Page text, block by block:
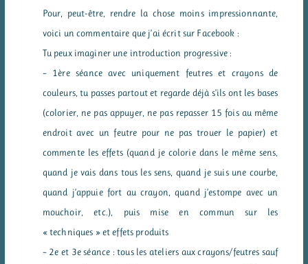
Pour, peut-être, rendre la chose moins impressionnante,
voici un commentaire que j’ai écrit sur Facebook :
Tu peux imaginer une introduction progressive :
– 1ère séance avec uniquement feutres et crayons de
couleurs, tu passes partout et regarde déjà s’ils ont les bases
(colorier, ne pas appuyer, ne pas repasser 15 fois au même
endroit avec un feutre pour ne pas trouer le papier) et
commente les effets (quand je colorie dans le même sens,
quand je vais dans tous les sens, quand je suis une courbe,
quand j’appuie fort au crayon, quand j’estompe avec un
mouchoir, etc.), puis mise en commun sur les
« techniques » et effets produits
– 2e et 3e séance : tous les ateliers aux crayons/feutres sauf